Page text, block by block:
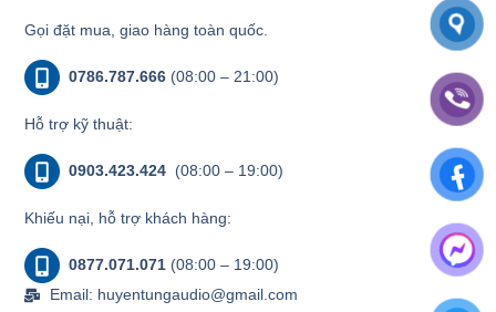
Gọi đặt mua, giao hàng toàn quốc.
0786.787.666 (08:00 – 21:00)
Hỗ trợ kỹ thuật:
0903.423.424 (08:00 – 19:00)
Khiếu nại, hỗ trợ khách hàng:
0877.071.071 (08:00 – 19:00)
Email: huyentungaudio@gmail.com